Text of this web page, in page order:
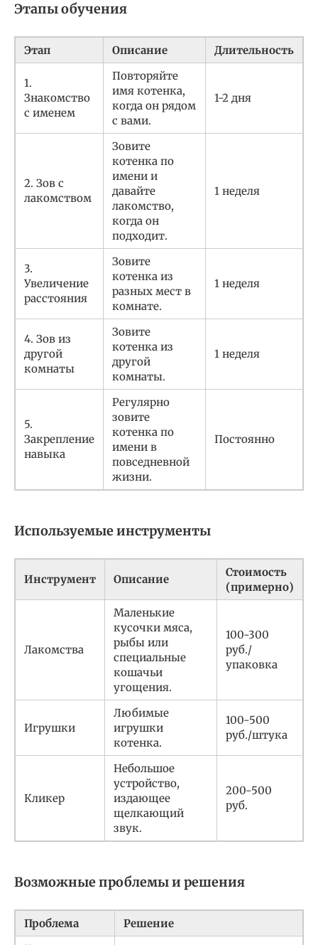
Этапы обучения
Этап Описание Длительность
1.
Знакомство
с именем
Повторяйте
имя котенка,
когда он рядом
с вами.
1-2 дня
2. Зов с
лакомством
Зовите
котенка по
имени и
давайте
лакомство,
когда он
подходит.
1 неделя
3.
Увеличение
расстояния
Зовите
котенка из
разных мест в
комнате.
1 неделя
4. Зов из
другой
комнаты
Зовите
котенка из
другой
комнаты.
1 неделя
5.
Закрепление
навыка
Регулярно
зовите
котенка по
имени в
повседневной
жизни.
Постоянно
Используемые инструменты
Инструмент Описание
Стоимость
(примерно)
Лакомства
Маленькие
кусочки мяса,
рыбы или
специальные
кошачьи
угощения.
100-300
руб./
упаковка
Игрушки
Любимые
игрушки
котенка.
100-500
руб./штука
Кликер
Небольшое
устройство,
издающее
щелкающий
звук.
200-500
руб.
Возможные проблемы и решения
Проблема
Решение